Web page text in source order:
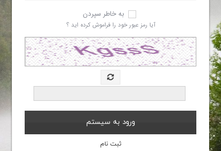
به خاطر سپردن
آیا رمز عبور خود را فراموش کرده اید ؟